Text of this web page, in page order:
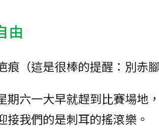
由
（這是很棒的提醒：別赤
六一大早就趕到比賽場地
我們的是刺耳的搖滾樂。